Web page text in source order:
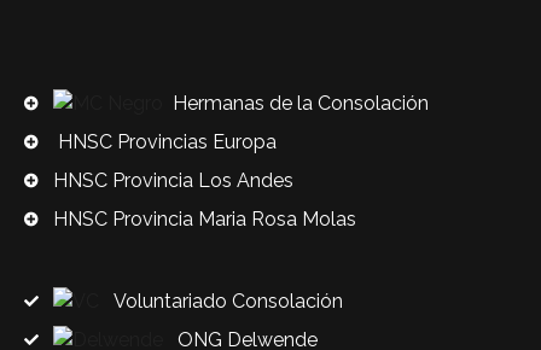
Hermanas de la Consolación
HNSC Provincias Europa
HNSC Provincia Los Andes
HNSC Provincia Maria Rosa Molas
Voluntariado Consolación
ONG Delwende